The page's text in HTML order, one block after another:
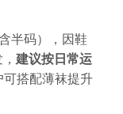
含半码），因鞋
建议按日常运
可搭配薄袜提升